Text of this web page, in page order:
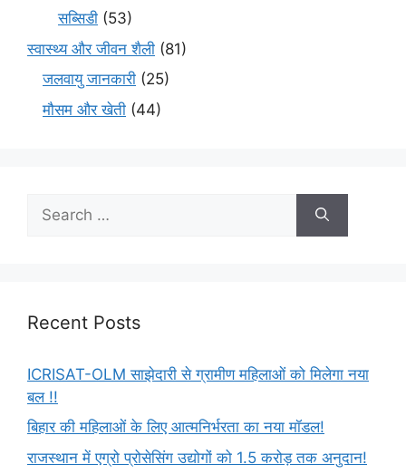
सब्सिडी (53)
स्वास्थ्य और जीवन शैली (81)
जलवायु जानकारी (25)
मौसम और खेती (44)
Recent Posts
ICRISAT-OLM साझेदारी से ग्रामीण महिलाओं को मिलेगा नया
बल !!
बिहार की महिलाओं के लिए आत्मनिर्भरता का नया मॉडल!
राजस्थान में एग्रो प्रोसेसिंग उद्योगों को 1.5 करोड़ तक अनुदान!